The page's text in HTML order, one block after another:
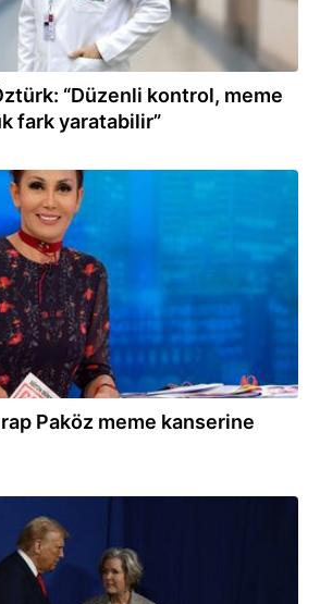
“Düzenli kontrol, meme
fark yaratabilir”
Paköz meme kanserine